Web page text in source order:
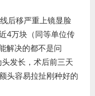
后移严重上镜显脸
4万块（同等单位传
解决的都不是问
发长，术后前三天
头容易拉扯刚种好的